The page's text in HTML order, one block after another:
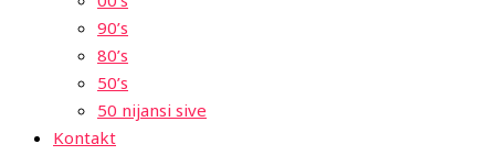
90’s
80’s
50’s
50 nijansi sive
Kontakt